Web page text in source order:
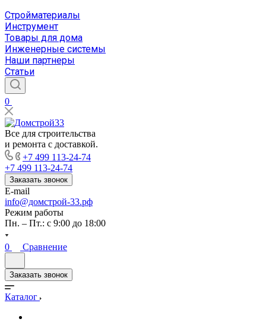
Стройматериалы
Инструмент
Товары для дома
Инженерные системы
Наши партнеры
Статьи
0
Все для строительства
и ремонта с доставкой.
+7 499 113-24-74
+7 499 113-24-74
Заказать звонок
E-mail
info@домстрой-33.рф
Режим работы
Пн. – Пт.: с 9:00 до 18:00
0 Сравнение
Заказать звонок
Каталог